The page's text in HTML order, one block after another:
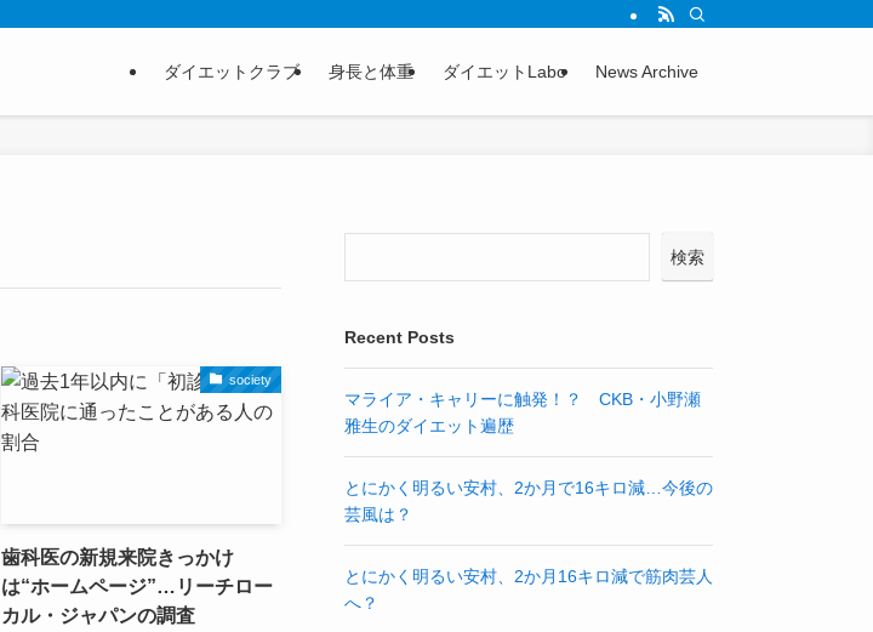
ダイエットクラブ 身長と体重 ダイエットLabo News Archive
society
歯科医の新規来院きっかけ
は“ホームページ”…リーチロー
カル・ジャパンの調査
検索
Recent Posts
マライア・キャリーに触発！？ CKB・小野瀬
雅生のダイエット遍歴
とにかく明るい安村、2か月で16キロ減…今後の
芸風は？
とにかく明るい安村、2か月16キロ減で筋肉芸人
へ？